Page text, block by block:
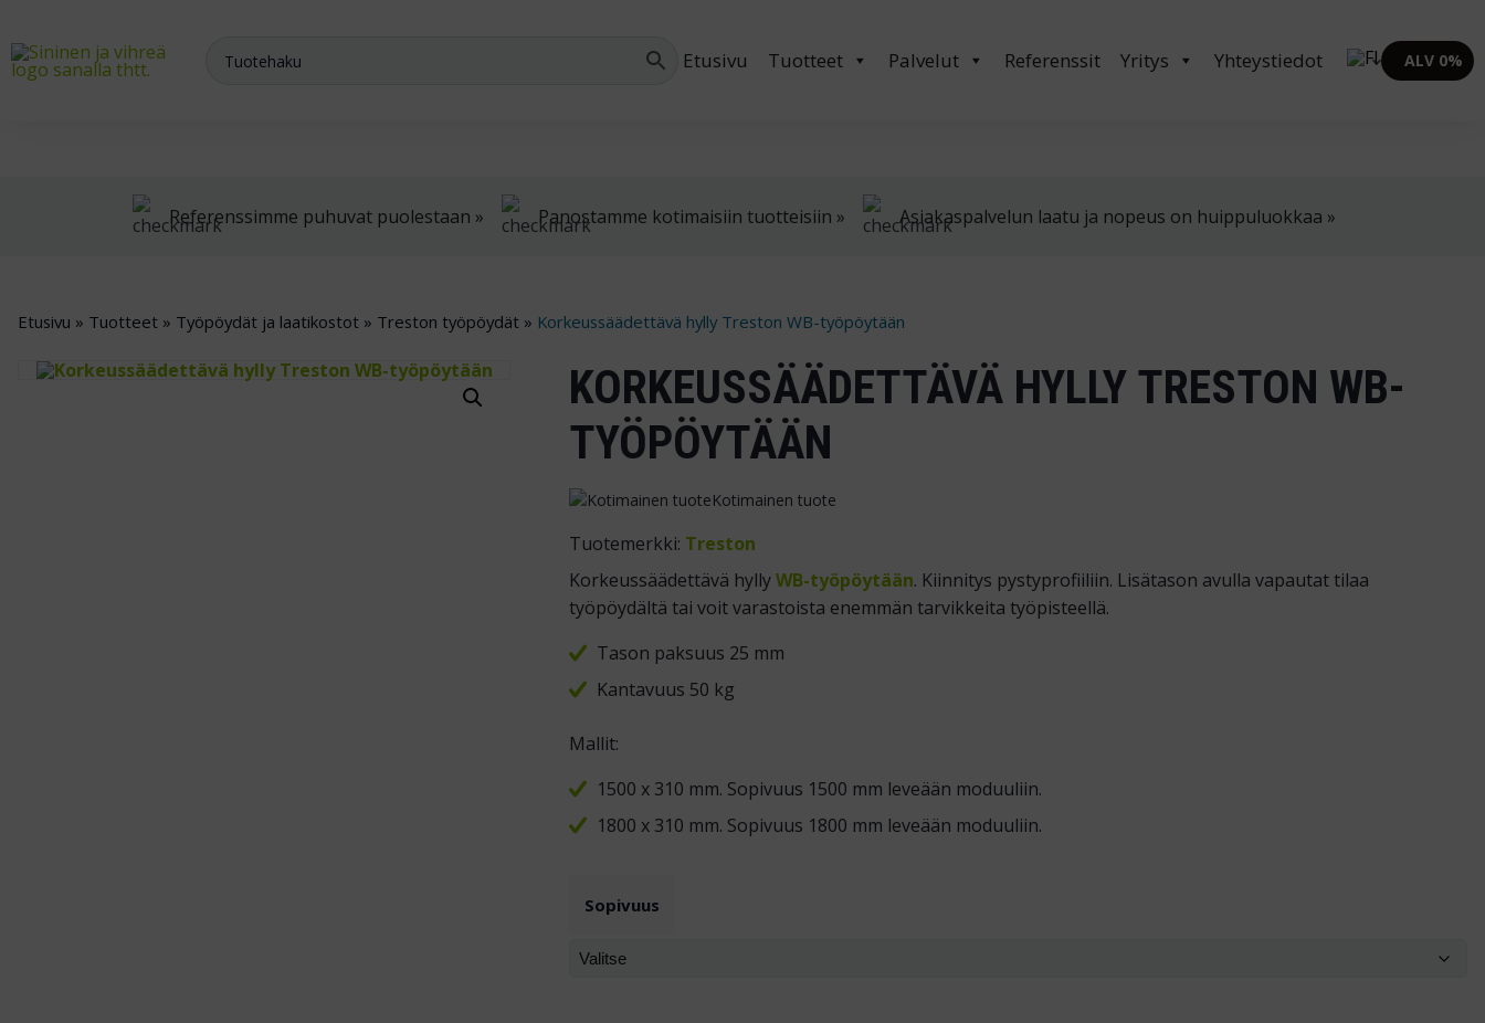
Etusivu Tuotteet Palvelut Referenssit Yritys Yhteystiedot ALV 0%
Referenssimme puhuvat puolestaan » Panostamme kotimaisiin tuotteisiin » Asiakaspalvelun laatu ja nopeus on huippuluokkaa »
Etusivu » Tuotteet » Työpöydät ja laatikostot » Treston työpöydät » Korkeussäädettävä hylly Treston WB-työpöytään
KORKEUSSÄÄDETTÄVÄ HYLLY TRESTON WB-
TYÖPÖYTÄÄN
Kotimainen tuote
Tuotemerkki: Treston
Korkeussäädettävä hyllyWB-työpöytään. Kiinnitys pystyprofiiliin. Lisätason avulla vapautat tilaa
työpöydältä tai voit varastoista enemmän tarvikkeita työpisteellä.
Tason paksuus 25 mm
Kantavuus 50 kg
Mallit:
1500 x 310 mm. Sopivuus 1500 mm leveään moduuliin.
1800 x 310 mm. Sopivuus 1800 mm leveään moduuliin.
Sopivuus